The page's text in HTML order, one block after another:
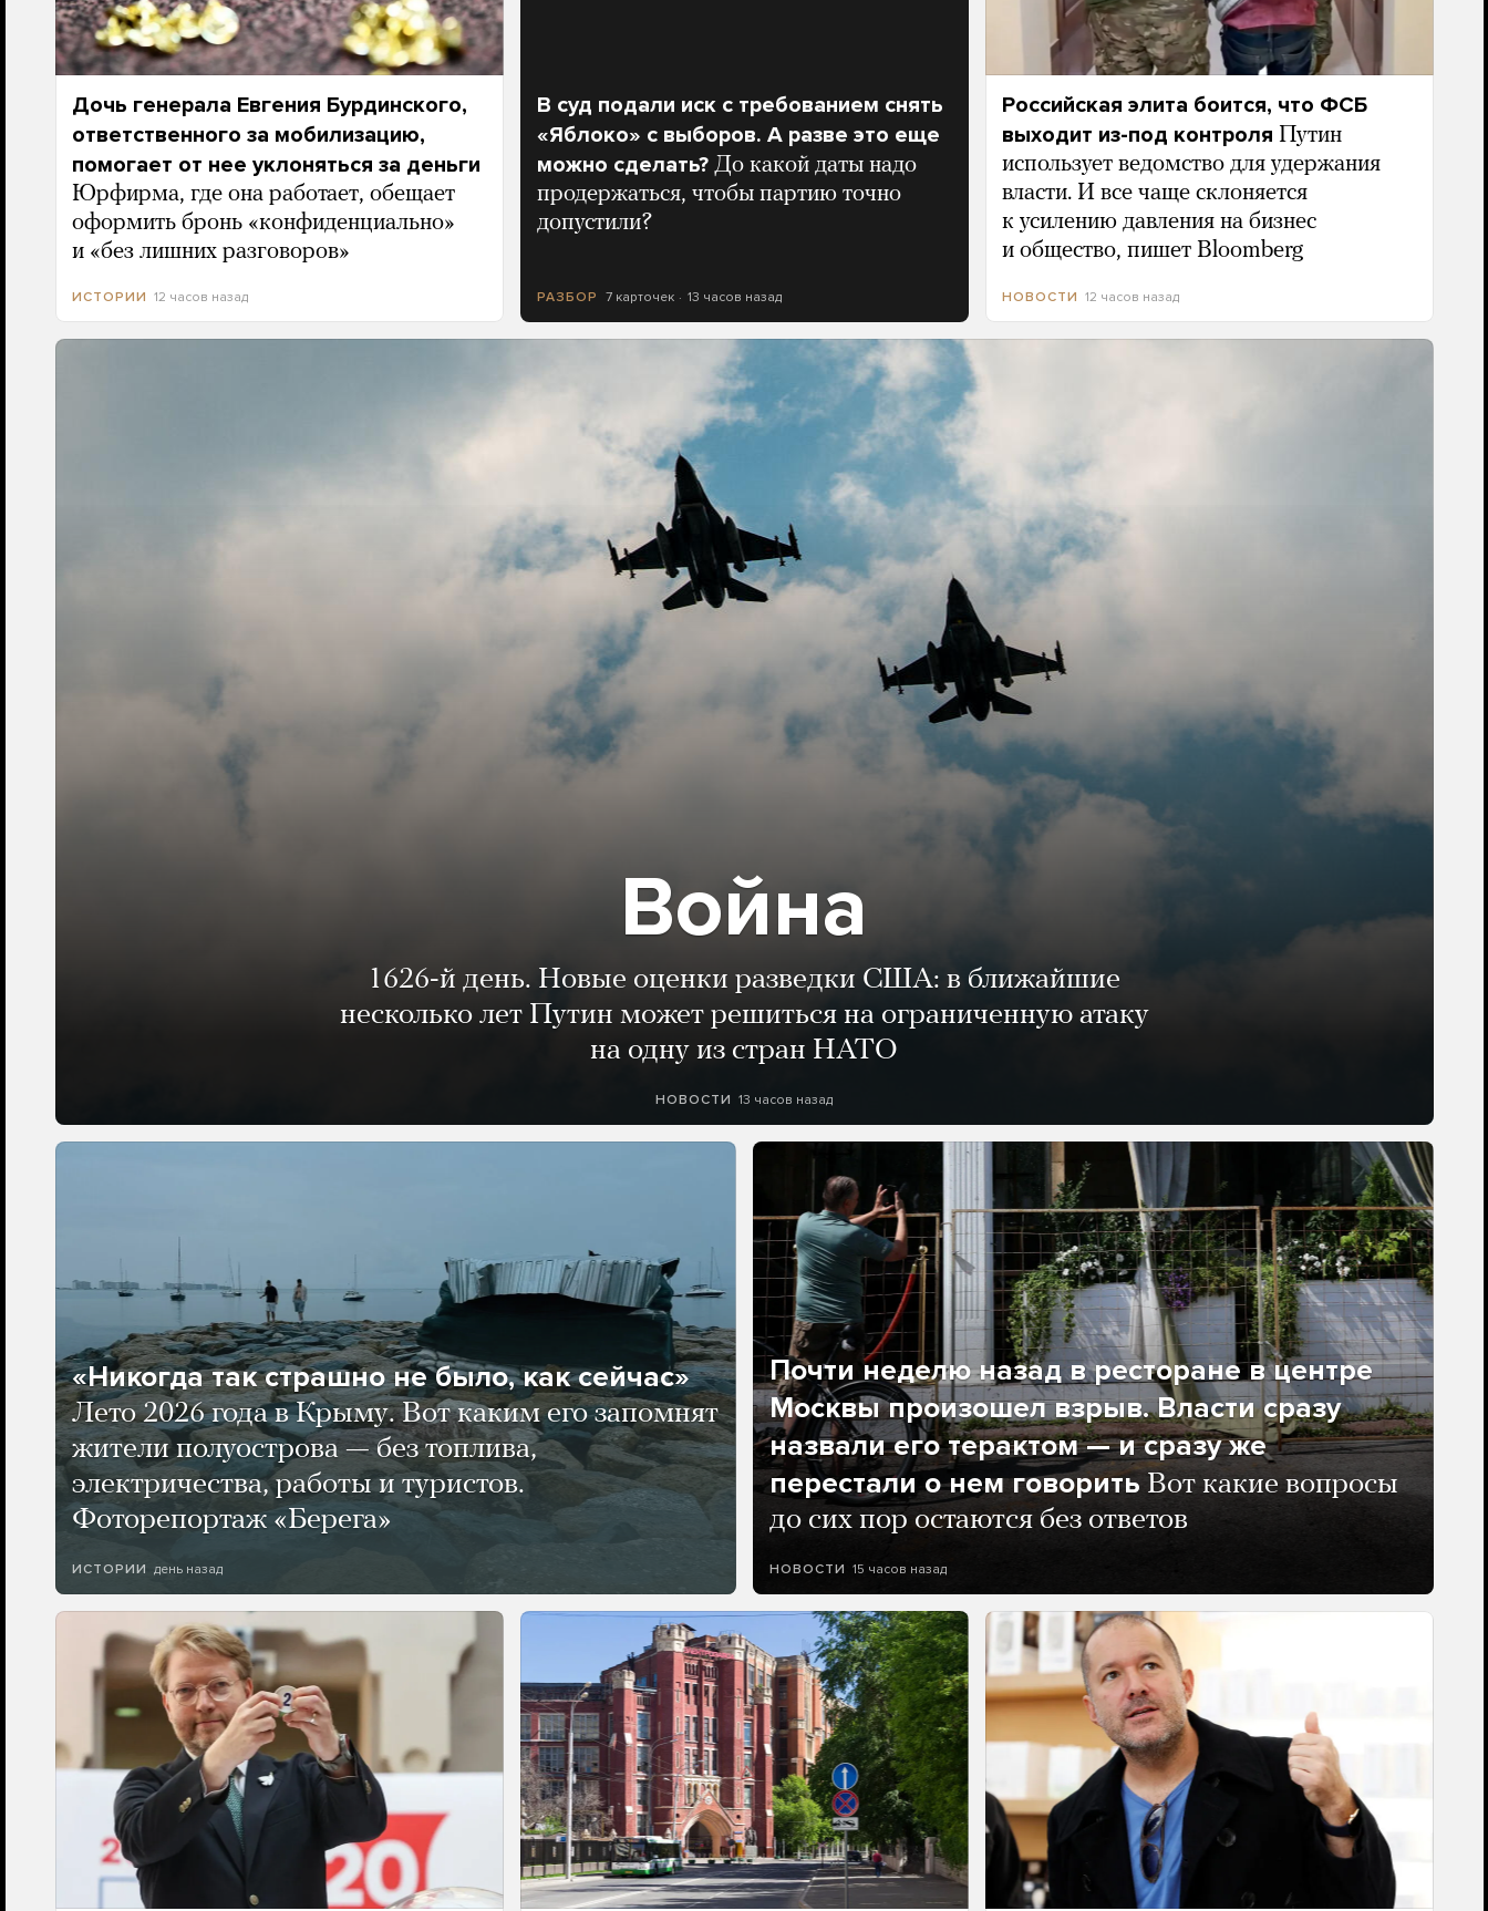
Дочь генерала Евгения Бурдинского,
ответственного за мобилизацию,
помогает от нее уклоняться за деньги
Юрфирма, где она работает, обещает
оформить бронь «конфиденциально»
и «без лишних разговоров»
ИСТОРИИ 12 часов назад
В суд подали иск с требованием снять
«Яблоко» с выборов. А разве это еще
можно сделать? До какой даты надо
продержаться, чтобы партию точно
допустили?
РАЗБОР 7 карточек 13 часов назад
Российская элита боится, что ФСБ
выходит из-под контроля Путин
использует ведомство для удержания
власти. И все чаще склоняется
к усилению давления на бизнес
и общество, пишет Bloomberg
НОВОСТИ 12 часов назад
Война
1626-й день. Новые оценки разведки США: в ближайшие
несколько лет Путин может решиться на ограниченную атаку
на одну из стран НАТО
НОВОСТИ 13 часов назад
«Никогда так страшно не было, как сейчас»
Лето 2026 года в Крыму. Вот каким его запомнят
жители полуострова — без топлива,
электричества, работы и туристов.
Фоторепортаж «Берега»
ИСТОРИИ день назад
Почти неделю назад в ресторане в центре
Москвы произошел взрыв. Власти сразу
назвали его терактом — и сразу же
перестали о нем говорить Вот какие вопросы
до сих пор остаются без ответов
НОВОСТИ 15 часов назад